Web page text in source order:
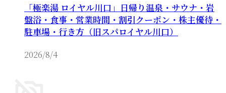
「極楽湯 ロイヤル川口」日帰り温泉・サウナ・岩
盤浴・食事・営業時間・割引クーポン・株主優待・
駐車場・行き方（旧スパロイヤル川口）
2026/8/4